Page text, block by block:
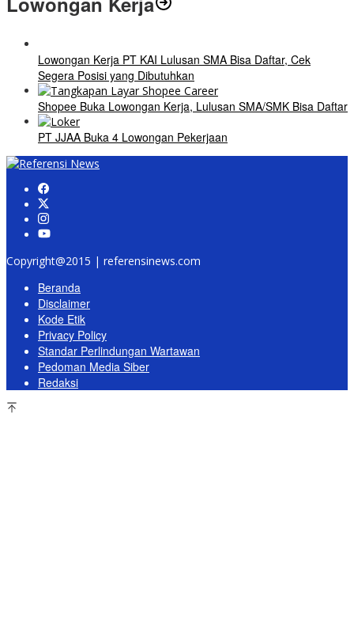
Lowongan Kerja PT KAI Lulusan SMA Bisa Daftar, Cek
Segera Posisi yang Dibutuhkan
Shopee Buka Lowongan Kerja, Lulusan SMA/SMK Bisa Daftar
PT JJAA Buka 4 Lowongan Pekerjaan
Copyright@2015 | referensinews.com
Beranda
Disclaimer
Kode Etik
Privacy Policy
Standar Perlindungan Wartawan
Pedoman Media Siber
Redaksi